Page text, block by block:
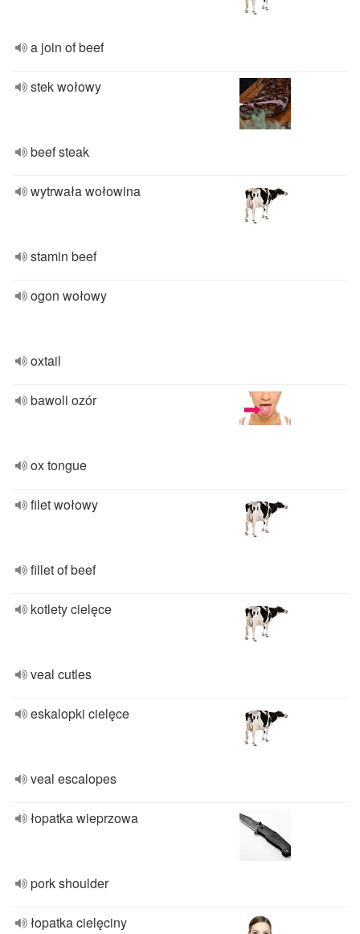
a join of beef
stek wołowy
beef steak
wytrwała wołowina
stamin beef
ogon wołowy
oxtail
bawoli ozór
ox tongue
filet wołowy
fillet of beef
kotlety cielęce
veal cutles
eskalopki cielęce
veal escalopes
łopatka wieprzowa
pork shoulder
łopatka cielęciny